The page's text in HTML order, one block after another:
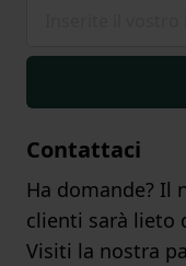
Contattaci
Ha domande? Il
clienti sarà lieto
Visiti la nostra